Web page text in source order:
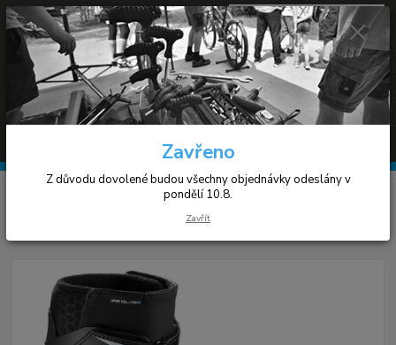
Menu
+420 608 030 119
(Po-Pá 9-17h)
za0 Kč
Salomon Pro Combi Prolink
Salomon Pro Combi Prolink
Zavřeno
Z důvodu dovolené budou všechny objednávky odeslány v
pondělí 10.8.
Zavřít